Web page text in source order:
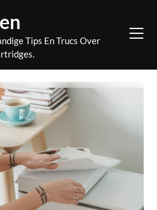
Tips En Trucs Over